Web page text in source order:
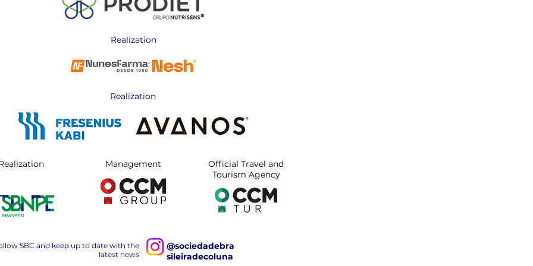
Realization
Realization
Management
Official Travel and
Tourism Agency
SBC and keep up to date with the
latest news
@sociedadebra
sileiradecoluna